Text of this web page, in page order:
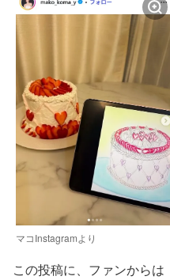
マコInstagramより
この投稿に、ファンから